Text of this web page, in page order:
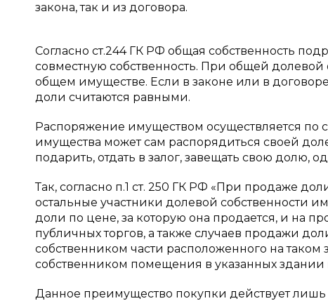
закона, так и из договора.
Согласно ст.244 ГК РФ общая собственность
совместную собственность. При общей долевой
общем имуществе. Если в законе или в
доли считаются равными.
Распоряжение имуществом осуществляется по
имущества может сам распорядиться своей
подарить, отдать в залог, завещать свою долю,
Так, согласно п.1 ст. 250 ГК РФ «При продаже
остальные участники долевой собственности
доли по цене, за которую она продается, и на
публичных торгов, а также случаев продажи
собственником части расположенного на
собственником помещения в указанных
Данное преимущество покупки действует лишь